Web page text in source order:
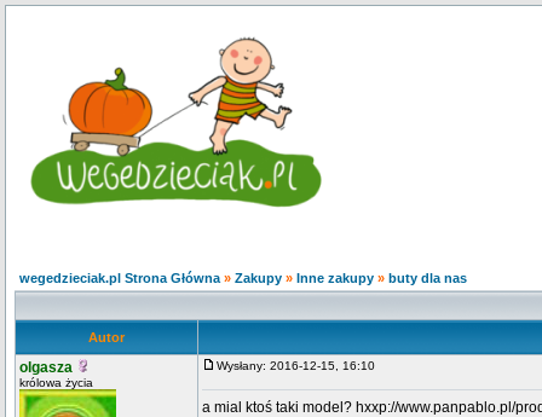
wegedzieciak.pl Strona Główna » Zakupy » Inne zakupy » buty dla nas
Autor
olgasza
królowa życia
Wysłany: 2016-12-15, 16:10
a mial ktoś taki model? hxxp://www.panpablo.pl/